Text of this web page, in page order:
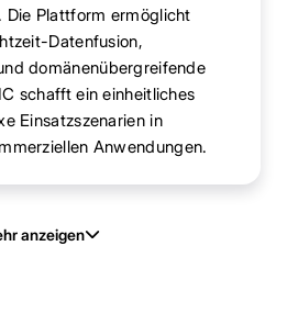
Die Plattform ermöglicht
Datenfusion,
domänenübergreifende
schafft ein einheitliches
Einsatzszenarien in
Anwendungen.
anzeigen